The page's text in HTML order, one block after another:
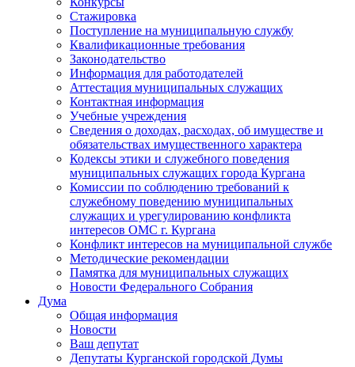
Стажировка
Поступление на муниципальную службу
Квалификационные требования
Законодательство
Информация для работодателей
Аттестация муниципальных служащих
Контактная информация
Учебные учреждения
Сведения о доходах, расходах, об имуществе и
обязательствах имущественного характера
Кодексы этики и служебного поведения
муниципальных служащих города Кургана
Комиссии по соблюдению требований к
служебному поведению муниципальных
служащих и урегулированию конфликта
интересов ОМС г. Кургана
Конфликт интересов на муниципальной службе
Методические рекомендации
Памятка для муниципальных служащих
Новости Федерального Cобрания
Дума
Общая информация
Новости
Ваш депутат
Депутаты Курганской городской Думы